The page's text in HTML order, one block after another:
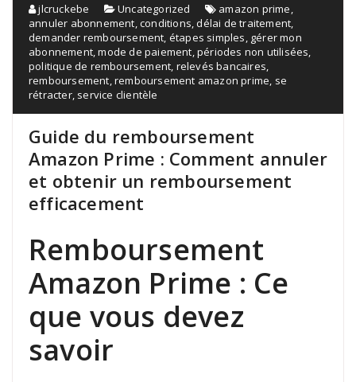
jlcruckebe Uncategorized amazon prime
annuler abonnement ,conditions ,délai de traitement
demander remboursement étapes simples gérer mon
abonnement ,mode de paiement ,périodes non utilisées
politique de remboursement relevés bancaires
remboursement ,remboursement amazon prime se
rétracter, service clientèle
Guide du remboursement
Amazon Prime : Comment annuler
et obtenir un remboursement
efficacement
Remboursement
Amazon Prime : Ce
que vous devez
savoir